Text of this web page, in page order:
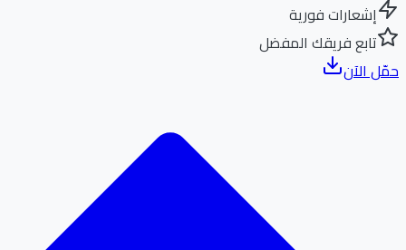
إشعارات فورية
تابع فريقك المفضل
الآن